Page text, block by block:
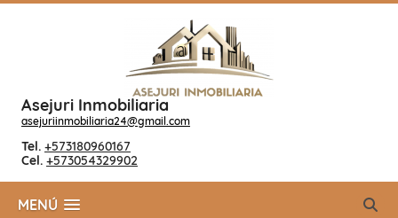
Asejuri Inmobiliaria
asejuriinmobiliaria24@gmail.com
Tel. +573180960167
Cel. +573054329902
MENÚ